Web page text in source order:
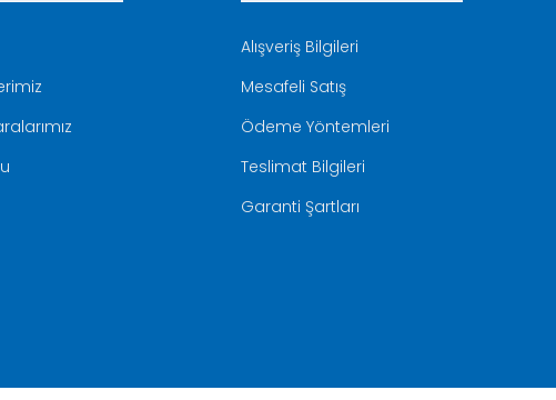
Alışveriş Bilgileri
Mesafeli Satış
Ödeme Yöntemleri
Teslimat Bilgileri
Garanti Şartları